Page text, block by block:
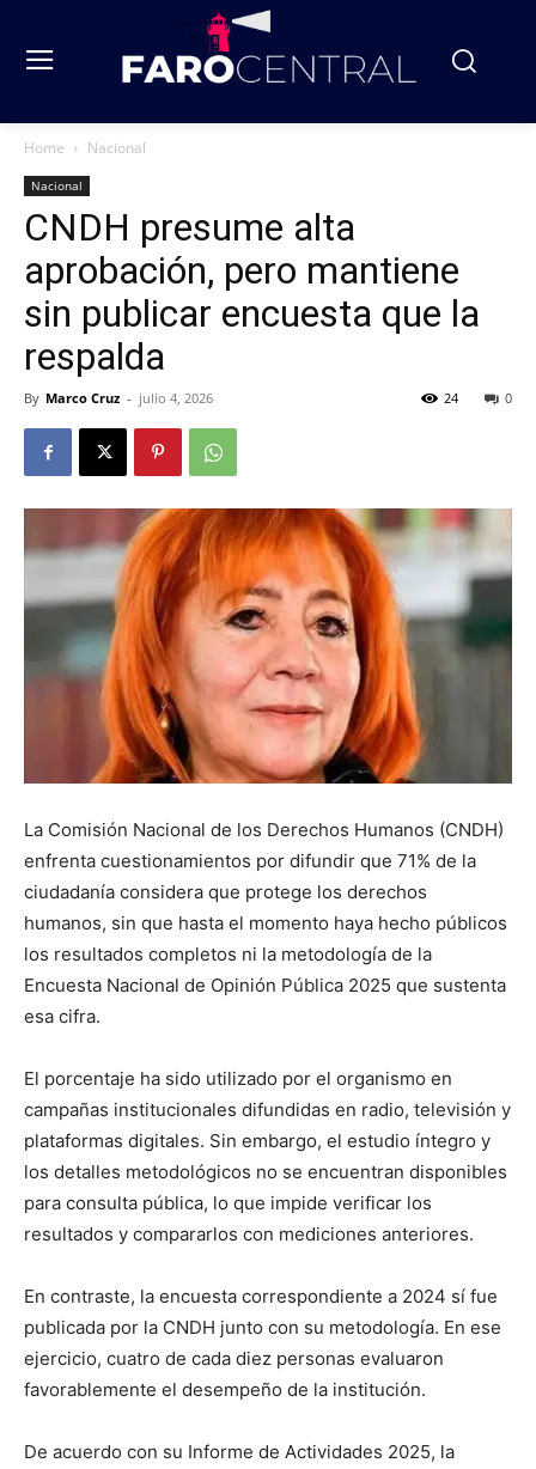
Home Nacional
Nacional
CNDH presume alta
aprobación, pero mantiene
sin publicar encuesta que la
respalda
By Marco Cruz - julio 4, 2026 0
24
La Comisión Nacional de los Derechos Humanos (CNDH)
enfrenta cuestionamientos por difundir que 71% de la
ciudadanía considera que protege los derechos
humanos, sin que hasta el momento haya hecho públicos
los resultados completos ni la metodología de la
Encuesta Nacional de Opinión Pública 2025 que sustenta
esa cifra.
El porcentaje ha sido utilizado por el organismo en
campañas institucionales difundidas en radio, televisión y
plataformas digitales. Sin embargo, el estudio íntegro y
los detalles metodológicos no se encuentran disponibles
para consulta pública, lo que impide verificar los
resultados y compararlos con mediciones anteriores.
En contraste, la encuesta correspondiente a 2024 sí fue
publicada por la CNDH junto con su metodología. En ese
ejercicio, cuatro de cada diez personas evaluaron
favorablemente el desempeño de la institución.
De acuerdo con su Informe de Actividades 2025, la